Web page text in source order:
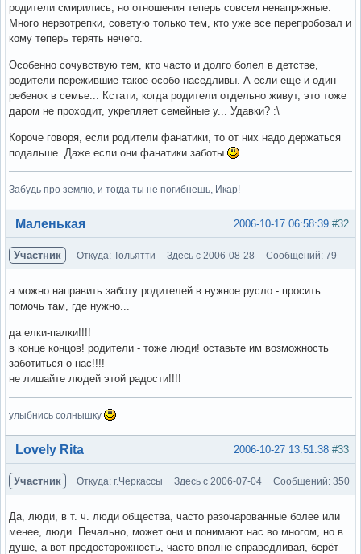
родители смирились, но отношения теперь совсем ненапряжные.
Много нервотрепки, советую только тем, кто уже все перепробовал и
кому теперь терять нечего.
Особенно сочувствую тем, кто часто и долго болел в детстве,
родители пережившие такое особо наседливы. А если еще и один
ребенок в семье... Кстати, когда родители отдельно живут, это тоже
даром не проходит, укрепляет семейные у... Удавки? :\
Короче говоря, если родители фанатики, то от них надо держаться
подальше. Даже если они фанатики заботы
Забудь про землю, и тогда ты не погибнешь, Икар!
Вне форума #32
2006-10-17 06:58:39
Маленькая
Участник Откуда: Тольятти Здесь с 2006-08-28 Сообщений: 79
а можно направить заботу родителей в нужное русло - просить
помочь там, где нужно...
да елки-палки!!!!
в конце концов! родители - тоже люди! оставьте им возможность
заботиться о нас!!!!
не лишайте людей этой радости!!!!
улыбнись солнышку
Вне форума #33
2006-10-27 13:51:38
Lovely Rita
Участник Откуда: г.Черкассы Здесь с 2006-07-04 Сообщений: 350
Да, люди, в т. ч. люди общества, часто разочарованные более или
менее, люди. Печально, может они и понимают нас во многом, но в
душе, а вот предосторожность, часто вполне справедливая, берёт